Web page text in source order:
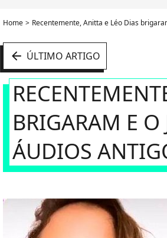
Home Recentemente, Anitta e Léo Dias
arrow_left ÚLTIMO ARTIGO
BRIGARAM E O
ÁUDIOS